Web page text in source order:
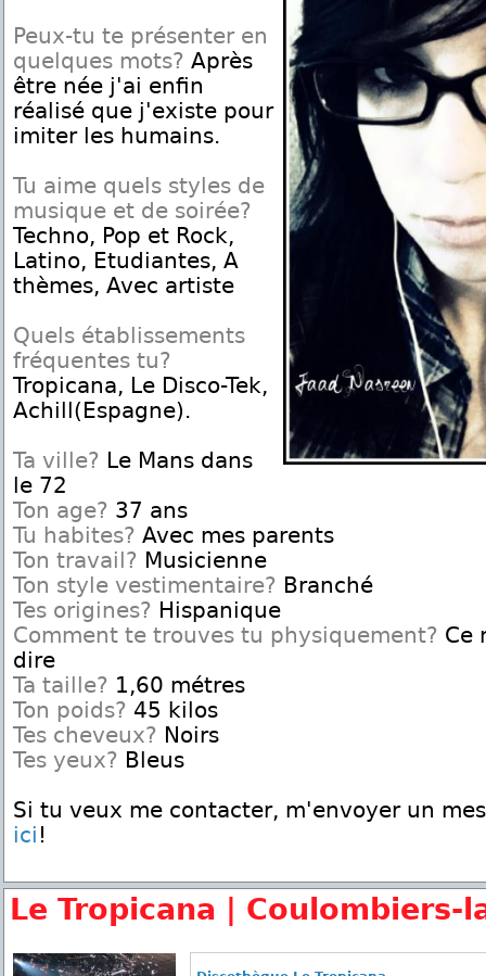
Peux-tu te présenter en
quelques mots? Après
être née j'ai enfin
réalisé que j'existe pour
imiter les humains.
Tu aime quels styles de
musique et de soirée?
Techno, Pop et Rock,
Latino, Etudiantes, A
thèmes, Avec artiste
Quels établissements
fréquentes tu?
Tropicana, Le Disco-Tek,
Achill(Espagne).
Ta ville? Le Mans dans
le 72
Ton age? 37 ans
Tu habites? Avec mes parents
Ton travail? Musicienne
Ton style vestimentaire? Branché
Tes origines? Hispanique
Comment te trouves tu physiquement? Ce
dire
Ta taille? 1,60 métres
Ton poids? 45 kilos
Tes cheveux? Noirs
Tes yeux? Bleus
Si tu veux me contacter, m'envoyer un
ici !
Le Tropicana | Coulombiers-